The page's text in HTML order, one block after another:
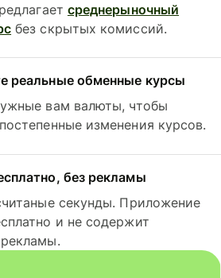
среднерыночный
без скрытых комиссий.
реальные обменные курсы
вам валюты, чтобы
изменения курсов.
без рекламы
секунды. Приложение
и не содержит